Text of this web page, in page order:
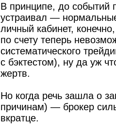
В принципе, до событий
устраивал —
личный кабинет,
по счету теперь
систематического
с бэктестом), ну да уж
жертв.
Но когда речь зашла о
причинам) — брокер
вкратце.